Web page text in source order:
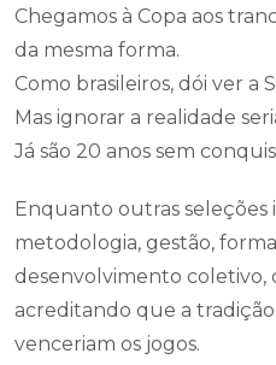
Chegamos à Copa aos
da mesma forma.
Como brasileiros, dói ver a
Mas ignorar a realidade
Já são 20 anos sem
Enquanto outras seleções
metodologia, gestão,
desenvolvimento coletivo,
acreditando que a tradição
venceriam os jogos.